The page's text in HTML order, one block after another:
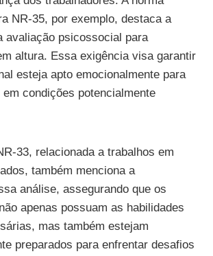
NR-35, por exemplo, destaca a
avaliação psicossocial para
altura. Essa exigência visa garantir
esteja apto emocionalmente para
condições potencialmente
33, relacionada a trabalhos em
também menciona a
análise, assegurando que os
apenas possuam as habilidades
mas também estejam
preparados para enfrentar desafios